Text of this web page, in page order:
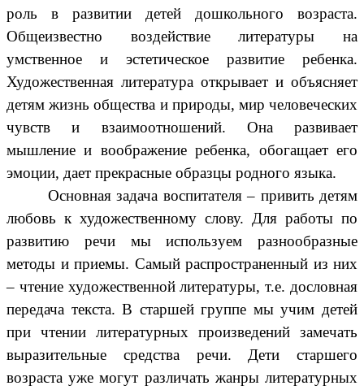
роль в развитии детей дошкольного возраста.
Общеизвестно воздействие литературы на
умственное и эстетическое развитие ребенка.
Художественная литература открывает и объясняет
детям жизнь общества и природы, мир человеческих
чувств и взаимоотношений. Она развивает
мышление и воображение ребенка, обогащает его
эмоции, дает прекрасные образцы родного языка.
Основная задача воспитателя – привить детям
любовь к художественному слову. Для работы по
развитию речи мы используем разнообразные
методы и приемы. Самый распространенный из них
– чтение художественной литературы, т.е. дословная
передача текста. В старшей группе мы учим детей
при чтении литературных произведений замечать
выразительные средства речи. Дети старшего
возраста уже могут различать жанры литературных